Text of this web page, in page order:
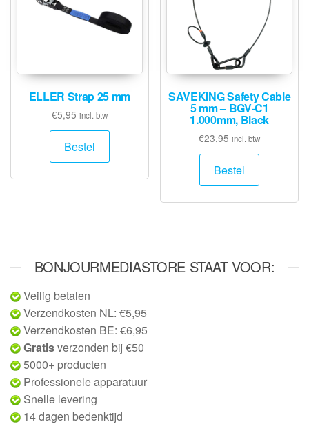
ELLER Strap 25 mm
€5,95 incl. btw
Bestel
SAVEKING Safety Cable
5 mm – BGV-C1
1.000mm, Black
€23,95 incl. btw
Bestel
BONJOURMEDIASTORE STAAT VOOR:
Veilig betalen
Verzendkosten NL: €5,95
Verzendkosten BE: €6,95
Gratisverzonden bij €50
5000+ producten
Professionele apparatuur
Snelle levering
14 dagen bedenktijd